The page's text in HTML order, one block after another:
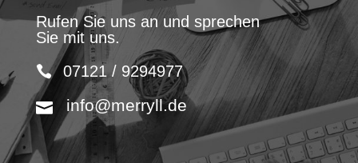
Rufen Sie uns an und sprechen
Sie mit uns.
07121 / 9294977
info@merryll.de